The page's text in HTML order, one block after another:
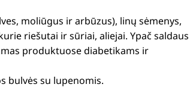
moliūgus ir arbūzus), linų sėmenys,
riešutai ir sūriai, aliejai. Ypač saldaus
produktuose diabetikams ir
bulvės su lupenomis.